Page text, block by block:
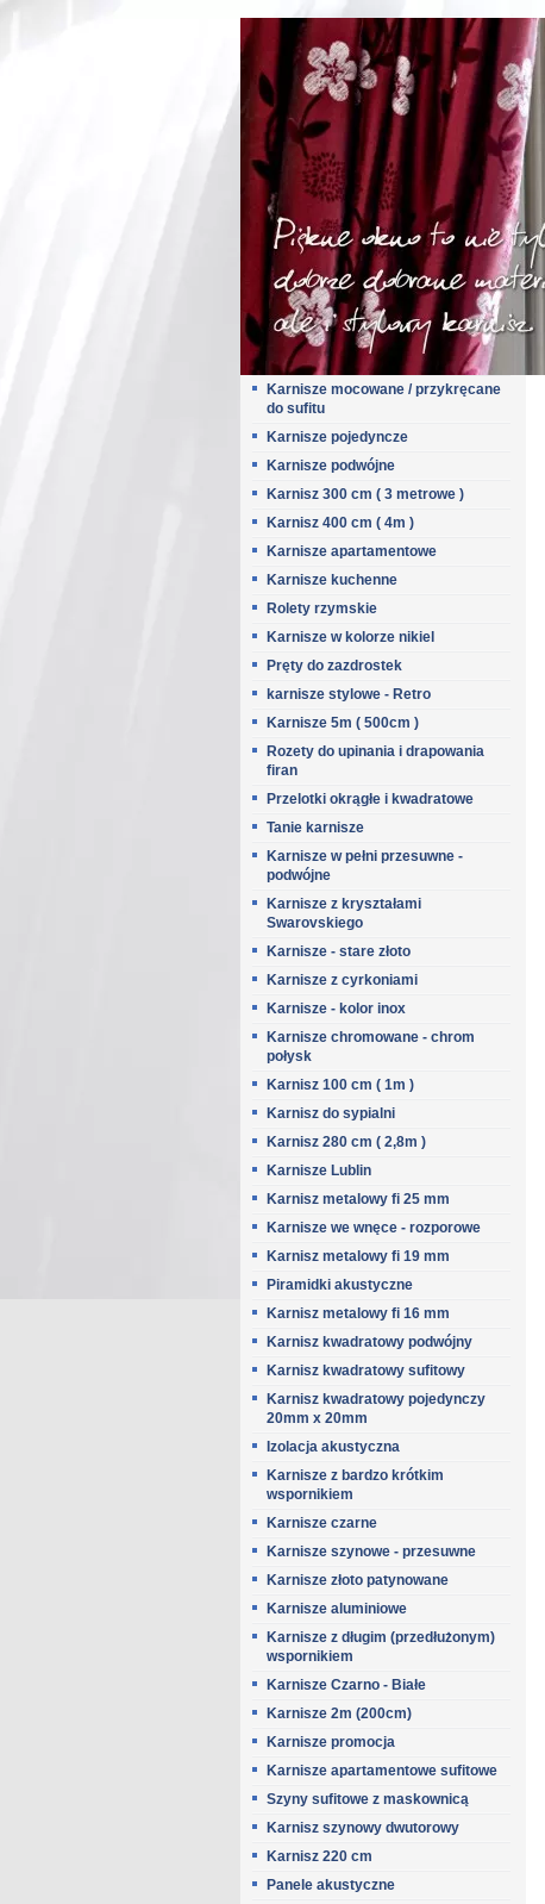
Karnisze mocowane / przykręcane
do sufitu
Karnisze pojedyncze
Karnisze podwójne
Karnisz 300 cm ( 3 metrowe )
Karnisz 400 cm ( 4m )
Karnisze apartamentowe
Karnisze kuchenne
Rolety rzymskie
Karnisze w kolorze nikiel
Pręty do zazdrostek
karnisze stylowe - Retro
Karnisze 5m ( 500cm )
Rozety do upinania i drapowania
firan
Przelotki okrągłe i kwadratowe
Tanie karnisze
Karnisze w pełni przesuwne -
podwójne
Karnisze z kryształami
Swarovskiego
Karnisze - stare złoto
Karnisze z cyrkoniami
Karnisze - kolor inox
Karnisze chromowane - chrom
połysk
Karnisz 100 cm ( 1m )
Karnisz do sypialni
Karnisz 280 cm ( 2,8m )
Karnisze Lublin
Karnisz metalowy fi 25 mm
Karnisze we wnęce - rozporowe
Karnisz metalowy fi 19 mm
Piramidki akustyczne
Karnisz metalowy fi 16 mm
Karnisz kwadratowy podwójny
Karnisz kwadratowy sufitowy
Karnisz kwadratowy pojedynczy
20mm x 20mm
Izolacja akustyczna
Karnisze z bardzo krótkim
wspornikiem
Karnisze czarne
Karnisze szynowe - przesuwne
Karnisze złoto patynowane
Karnisze aluminiowe
Karnisze z długim (przedłużonym)
wspornikiem
Karnisze Czarno - Białe
Karnisze 2m (200cm)
Karnisze promocja
Karnisze apartamentowe sufitowe
Szyny sufitowe z maskownicą
Karnisz szynowy dwutorowy
Karnisz 220 cm
Panele akustyczne